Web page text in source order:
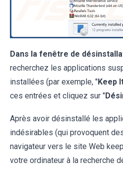
Dans la fenêtre de
recherchez les applications
installées (par exemple, "Keep
ces entrées et cliquez sur "
Après avoir désinstallé les
indésirables (qui provoquent
navigateur vers le site Web
votre ordinateur à la recherche